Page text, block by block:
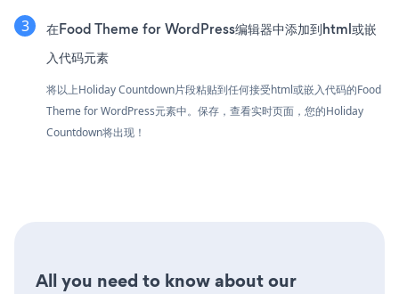
在Food Theme for WordPress编辑器中添加到html或嵌
入代码元素
将以上Holiday Countdown片段粘贴到任何接受html或嵌入代码的Food
Theme for WordPress元素中。保存，查看实时页面，您的Holiday
Countdown将出现！
All you need to know about our